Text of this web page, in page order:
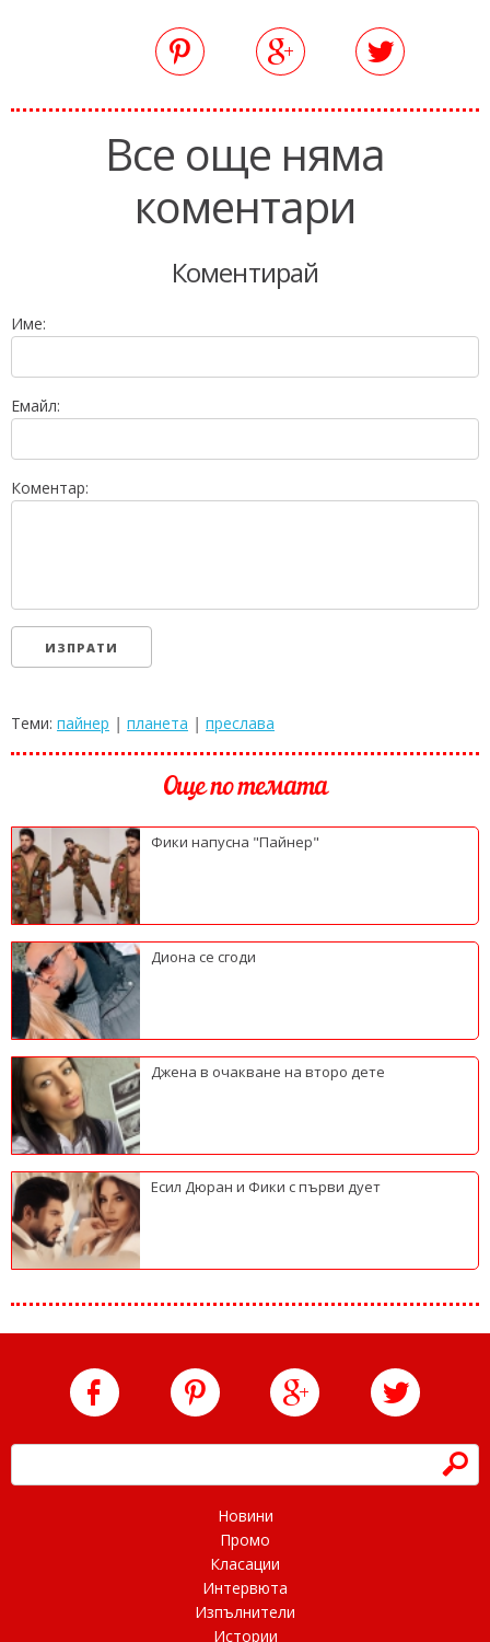
Все още няма
коментари
Коментирай
Име:
Емайл:
Коментар:
Теми: пайнер | планета | преслава
Още по темата
Фики напусна "Пайнер"
Диона се сгоди
Джена в очакване на второ дете
Есил Дюран и Фики с първи дует
h
Новини
Промо
Класации
Интервюта
Изпълнители
Истории